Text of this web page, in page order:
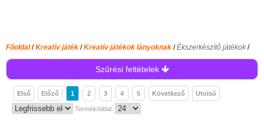
Főoldal/Kreatív játék /Kreatív játékok lányoknak /Ékszerkészítő játékok /
Szűrési feltételek
Első Előző 1 2 3 4 5 Következő Utolsó
Termék/oldal:
Bébijátékok
Diafilm
Építőjáték